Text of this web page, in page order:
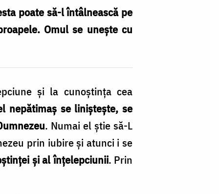
poate să-l întâlnească pe
Omul se unește cu
și la cunoștința cea
nepătimaș se liniștește, se
. Numai el știe să-L
prin iubire și atunci i se
și al înțelepciunii. Prin